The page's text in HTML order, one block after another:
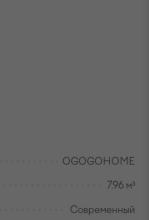
OGOGOHOME
7.96 м³
Современный